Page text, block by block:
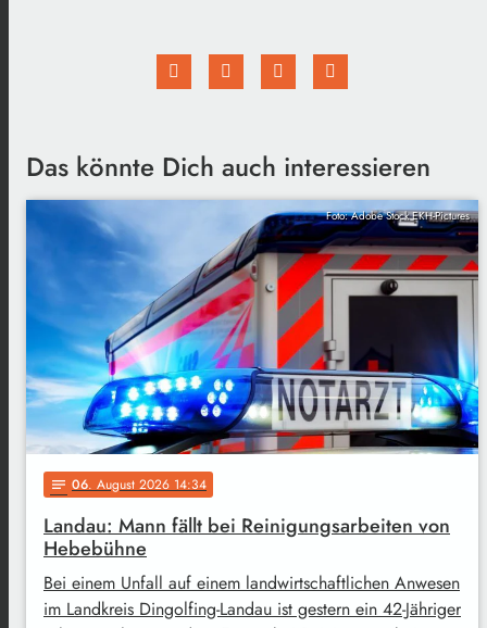
Das könnte Dich auch interessieren
Foto: Adobe Stock EKH-Pictures
notes 06. August 2026 14:34
Landau: Mann fällt bei Reinigungsarbeiten von
Hebebühne
Bei einem Unfall auf einem landwirtschaftlichen Anwesen
im Landkreis Dingolfing-Landau ist gestern ein 42-Jähriger